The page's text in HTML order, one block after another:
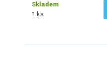
Skladem
1 ks